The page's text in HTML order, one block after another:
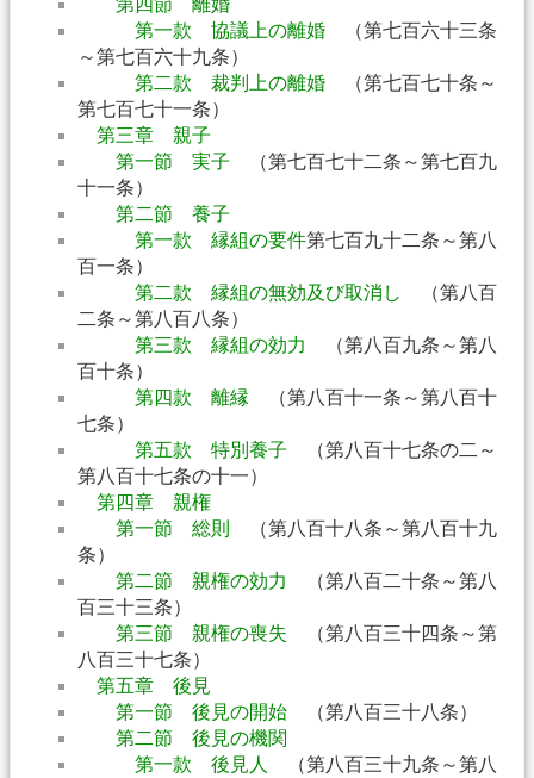
第一款 協議上の離婚 （第七百六十三条
～第七百六十九条）
第二款 裁判上の離婚 （第七百七十条～
第七百七十一条）
第三章 親子
第一節 実子 （第七百七十二条～第七百九
十一条）
第二節 養子
第一款 縁組の要件第七百九十二条～第八
百一条）
第二款 縁組の無効及び取消し
（第八百
二条～第八百八条）
第三款 縁組の効力
（第八百九条～第八
百十条）
第四款 離縁 （第八百十一条～第八百十
七条）
第五款 特別養子 （第八百十七条の二～
第八百十七条の十一）
第四章 親権
第一節 総則
（第八百十八条～第八百十九
条）
第二節 親権の効力
（第八百二十条～第八
百三十三条）
第三節 親権の喪失 （第八百三十四条～第
八百三十七条）
第五章 後見
第一節 後見の開始 （第八百三十八条）
第二節 後見の機関
第一款 後見人
（第八百三十九条～第八